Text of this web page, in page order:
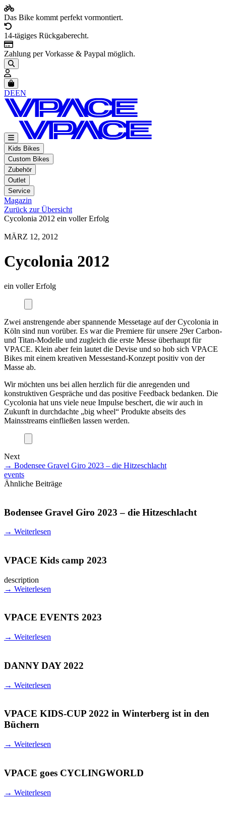
Das Bike kommt perfekt vormontiert.
14-tägiges Rückgaberecht.
Zahlung per Vorkasse & Paypal möglich.
Artikel im Warenkorb, Warenkorb anzeigen
DEEN
Kids Bikes
Custom Bikes
Zubehör
Outlet
Service
Magazin
Zurück zur Übersicht
Cycolonia 2012 ein voller Erfolg
MÄRZ 12, 2012
Cycolonia 2012
ein voller Erfolg
Zwei anstrengende aber spannende Messetage auf der Cycolonia in
Köln sind nun vorüber. Es war die Premiere für unsere 29er Carbon-
und Titan-Modelle und zugleich die erste Messe überhaupt für
VPACE. Klein aber fein lautet die Devise und so hob sich VPACE
Bikes mit einem kreativen Messestand-Konzept positiv von der
Masse ab.
Wir möchten uns bei allen herzlich für die anregenden und
konstruktiven Gespräche und das positive Feedback bedanken. Die
Cycolonia hat uns viele neue Impulse beschert, die wir auch in
Zukunft in durchdachte „big wheel“ Produkte abseits des
Mainsstreams einfließen lassen werden.
Next
→ Bodensee Gravel Giro 2023 – die Hitzeschlacht
events
Ähnliche Beiträge
Bodensee Gravel Giro 2023 – die Hitzeschlacht
→ Weiterlesen
VPACE Kids camp 2023
description
→ Weiterlesen
VPACE EVENTS 2023
→ Weiterlesen
DANNY DAY 2022
→ Weiterlesen
VPACE KIDS-CUP 2022 in Winterberg ist in den
Büchern
→ Weiterlesen
VPACE goes CYCLINGWORLD
→ Weiterlesen